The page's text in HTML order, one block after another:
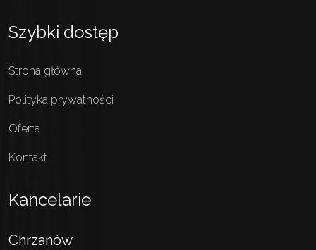
Szybki dostęp
Strona główna
Polityka prywatności
Oferta
Kontakt
Kancelarie
Chrzanów